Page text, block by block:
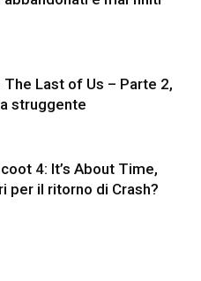
The Last of Us – Parte 2,
struggente
4: It’s About Time,
per il ritorno di Crash?